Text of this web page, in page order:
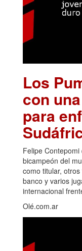
Los
con
para
Felipe
bicampeón del
como titular,
banco y varios
internacional
Olé.com.ar